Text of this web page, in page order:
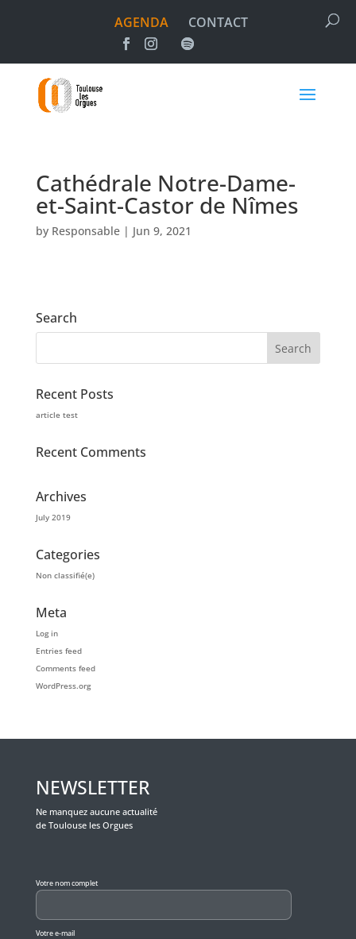
AGENDA CONTACT
Cathédrale Notre-Dame-
et-Saint-Castor de Nîmes
by Responsable| Jun 9, 2021
Search
Recent Posts
article test
Recent Comments
Archives
July 2019
Categories
Non classifié(e)
Meta
Log in
Entries feed
Comments feed
WordPress.org
NEWSLETTER
Ne manquez aucune actualité
de Toulouse les Orgues
Votre nom complet
Votre e-mail